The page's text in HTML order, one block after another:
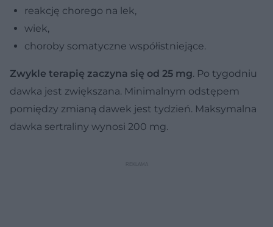
reakcję chorego na lek,
wiek,
choroby somatyczne współistniejące.
Zwykle terapię zaczyna się od 25 mg. Po tygodniu
dawka jest zwiększana. Minimalnym odstępem
pomiędzy zmianą dawek jest tydzień. Maksymalna
dawka sertraliny wynosi 200 mg.